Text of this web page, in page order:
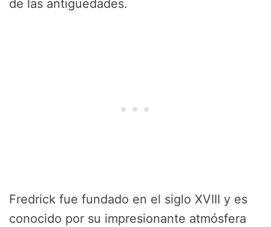
de las antigüedades.
Fredrick fue fundado en el siglo XVIII y es
conocido por su impresionante atmósfera